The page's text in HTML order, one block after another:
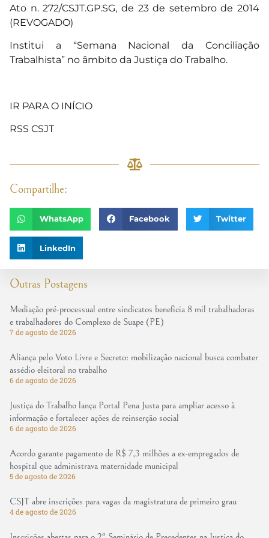
Outras Postagens
Mediação pré-processual entre sindicatos beneficia 8 mil trabalhadoras
e trabalhadores do Complexo de Suape (PE)
7 de agosto de 2026
Aliança pelo Voto Livre e Secreto: mobilização nacional busca combater
assédio eleitoral no trabalho
6 de agosto de 2026
Justiça do Trabalho lança Portal Pena Justa para ampliar acesso à
informação e fortalecer ações de reinserção social
6 de agosto de 2026
Acordo garante pagamento de R$ 7,3 milhões a ex-empregados de
hospital que administrava maternidade municipal
5 de agosto de 2026
CSJT abre inscrições para vagas da magistratura de primeiro grau
4 de agosto de 2026
Ato n. 272/CSJT.GP.SG, de 23 de setembro de 2014
(REVOGADO)
Institui a “Semana Nacional da Conciliação
Trabalhista” no âmbito da Justiça do Trabalho.
IR PARA O INÍCIO
RSS CSJT
Compartilhe:
WhatsApp Facebook Twitter
LinkedIn